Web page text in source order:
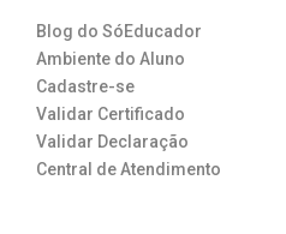
Blog do SóEducador
Ambiente do Aluno
Cadastre-se
Validar Certificado
Validar Declaração
Central de Atendimento